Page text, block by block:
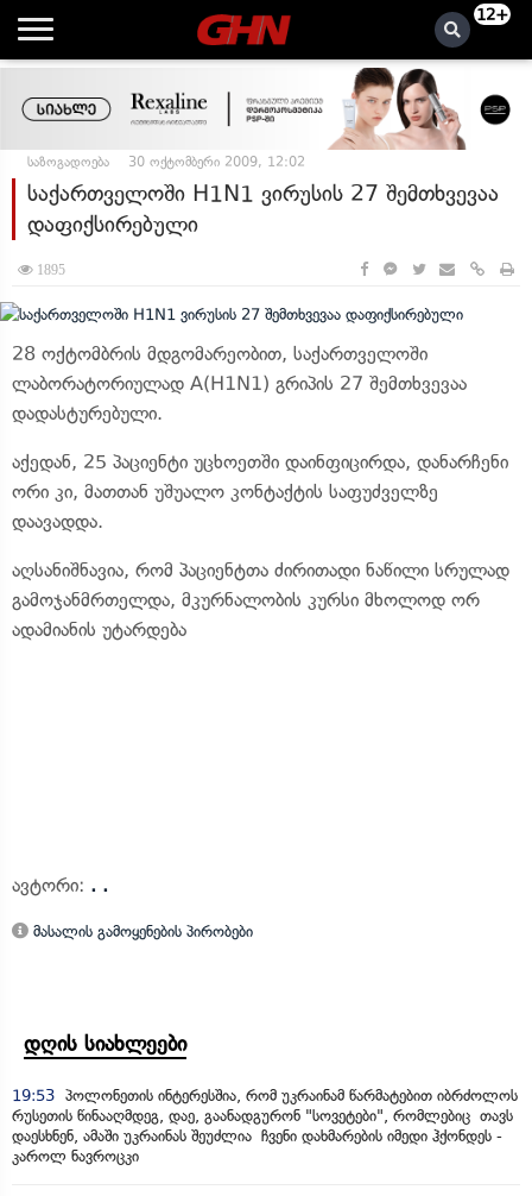
12+
საზოგადოება 30 ოქტომბერი 2009, 12:02
საქართველოში H1N1 ვირუსის 27 შემთხვევაა
დაფიქსირებული
1895
28 ოქტომბრის მდგომარეობით, საქართველოში
ლაბორატორიულად A(H1N1) გრიპის 27 შემთხვევაა
დადასტურებული.
აქედან, 25 პაციენტი უცხოეთში დაინფიცირდა, დანარჩენი
ორი კი, მათთან უშუალო კონტაქტის საფუძველზე
დაავადდა.
აღსანიშნავია, რომ პაციენტთა ძირითადი ნაწილი სრულად
გამოჯანმრთელდა, მკურნალობის კურსი მხოლოდ ორ
ადამიანის უტარდება
ავტორი: . .
მასალის გამოყენების პირობები
დღის სიახლეები
19:53 პოლონეთის ინტერესშია, რომ უკრაინამ წარმატებით იბრძოლოს
რუსეთის წინააღმდეგ, დაე, გაანადგურონ "სოვეტები", რომლებიც თავს
დაესხნენ, ამაში უკრაინას შეუძლია ჩვენი დახმარების იმედი ჰქონდეს -
კაროლ ნავროცკი